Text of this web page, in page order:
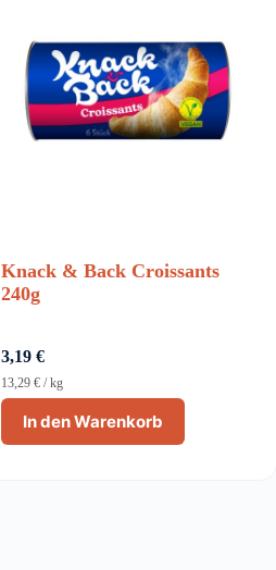
Knack & Back Croissants
240g
3,19€
In den Warenkorb
13,29€ /kg